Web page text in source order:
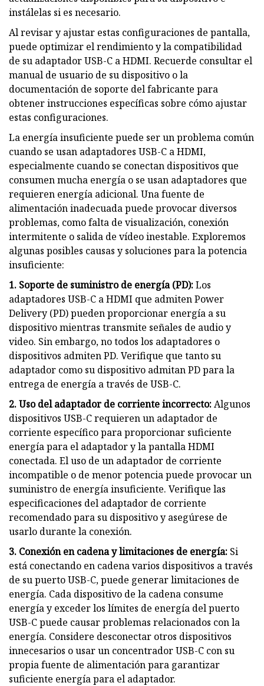
instálelas si es necesario.
Al revisar y ajustar estas configuraciones de pantalla,
puede optimizar el rendimiento y la compatibilidad
de su adaptador USB-C a HDMI. Recuerde consultar el
manual de usuario de su dispositivo o la
documentación de soporte del fabricante para
obtener instrucciones específicas sobre cómo ajustar
estas configuraciones.
La energía insuficiente puede ser un problema común
cuando se usan adaptadores USB-C a HDMI,
especialmente cuando se conectan dispositivos que
consumen mucha energía o se usan adaptadores que
requieren energía adicional. Una fuente de
alimentación inadecuada puede provocar diversos
problemas, como falta de visualización, conexión
intermitente o salida de vídeo inestable. Exploremos
algunas posibles causas y soluciones para la potencia
insuficiente:
1. Soporte de suministro de energía (PD):Los
adaptadores USB-C a HDMI que admiten Power
Delivery (PD) pueden proporcionar energía a su
dispositivo mientras transmite señales de audio y
video. Sin embargo, no todos los adaptadores o
dispositivos admiten PD. Verifique que tanto su
adaptador como su dispositivo admitan PD para la
entrega de energía a través de USB-C.
2. Uso del adaptador de corriente incorrecto:Algunos
dispositivos USB-C requieren un adaptador de
corriente específico para proporcionar suficiente
energía para el adaptador y la pantalla HDMI
conectada. El uso de un adaptador de corriente
incompatible o de menor potencia puede provocar un
suministro de energía insuficiente. Verifique las
especificaciones del adaptador de corriente
recomendado para su dispositivo y asegúrese de
usarlo durante la conexión.
3. Conexión en cadena y limitaciones de energía: Si
está conectando en cadena varios dispositivos a través
de su puerto USB-C, puede generar limitaciones de
energía. Cada dispositivo de la cadena consume
energía y exceder los límites de energía del puerto
USB-C puede causar problemas relacionados con la
energía. Considere desconectar otros dispositivos
innecesarios o usar un concentrador USB-C con su
propia fuente de alimentación para garantizar
suficiente energía para el adaptador.